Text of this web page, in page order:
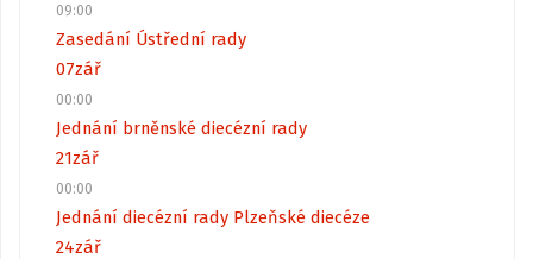
09:00
Zasedání Ústřední rady
07zář
00:00
Jednání brněnské diecézní rady
21zář
00:00
Jednání diecézní rady Plzeňské diecéze
24zář